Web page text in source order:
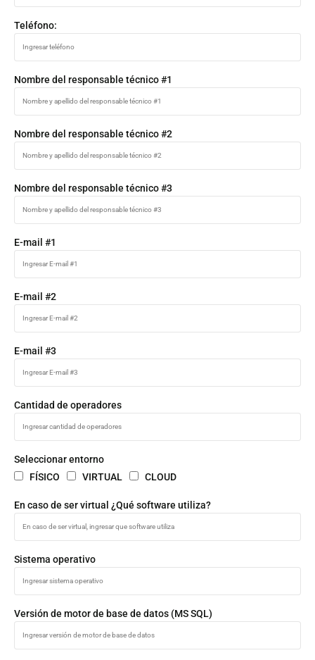
Teléfono:
Nombre del responsable técnico #1
Nombre del responsable técnico #2
Nombre del responsable técnico #3
E-mail #1
E-mail #2
E-mail #3
Cantidad de operadores
Seleccionar entorno
FÍSICO
VIRTUAL CLOUD
En caso de ser virtual ¿Qué software utiliza?
Sistema operativo
Versión de motor de base de datos (MS SQL)